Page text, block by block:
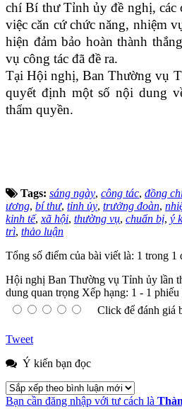
chí Bí thư Tỉnh ủy đề nghị, các
việc căn cứ chức năng, nhiệm
hiện đảm bảo hoàn thành
vụ công tác đã đề ra.
Tại Hội nghị, Ban Thường vụ
quyết định một số nội dung
thẩm quyền.
Tags: sáng ngày, công tác, đồng
ương, bí thư, tỉnh ủy, trưởng đoàn,
kinh tế,xã hội, thường vụ, chuẩn bị, ý
trì, thảo luận
Tổng số điểm của bài viết là: 1 trong 1
Hội nghị Ban Thường vụ Tỉnh ủy lần
dung quan trọng Xếp hạng: 1 - 1 phiếu
Click để đánh giá
Tweet
Ý kiến bạn đọc
Bạn cần đăng nhập với tư cách là